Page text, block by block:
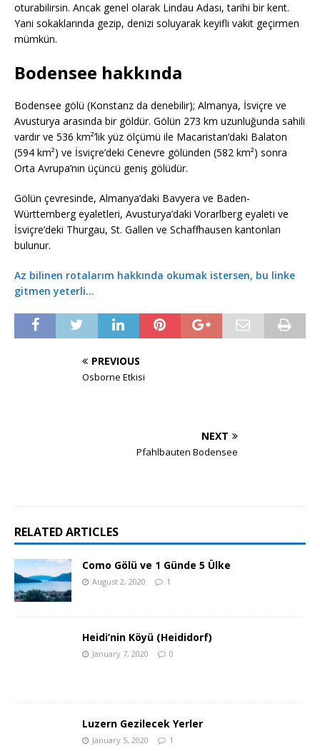
oturabilirsin. Ancak genel olarak Lindau Adası, tarihi bir kent.
Yani sokaklarında gezip, denizi soluyarak keyifli vakit geçirmen
mümkün.
Bodensee hakkında
Bodensee gölü (Konstanz da denebilir); Almanya, İsviçre ve
Avusturya arasında bir göldür. Gölün 273 km uzunluğunda sahili
vardır ve 536 km²’lik yüz ölçümü ile Macaristan’daki Balaton
(594 km²) ve İsviçre’deki Cenevre gölünden (582 km²) sonra
Orta Avrupa’nın üçüncü geniş gölüdür.
Gölün çevresinde, Almanya’daki Bavyera ve Baden-
Württemberg eyaletleri, Avusturya’daki Vorarlberg eyaleti ve
İsviçre’deki Thurgau, St. Gallen ve Schaffhausen kantonları
bulunur.
Az bilinen rotalarım hakkında okumak istersen, bu linke
gitmen yeterli…
PREVIOUS
Osborne Etkisi
NEXT
Pfahlbauten Bodensee
RELATED ARTICLES
Como Gölü ve 1 Günde 5 Ülke
August 2, 2020 1
Heidi’nin Köyü (Heididorf)
January 7, 2020 0
Luzern Gezilecek Yerler
January 5, 2020 1